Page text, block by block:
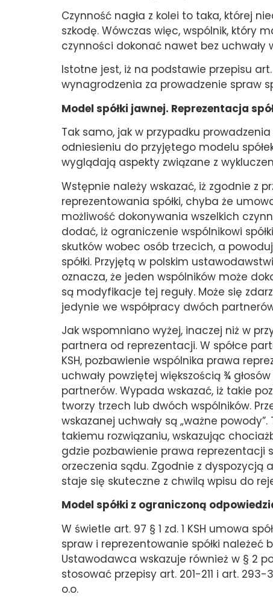
Czynność nagła z kolei to taka, której
szkodę. Wówczas więc, wspólnik, który
czynności dokonać nawet bez uchwały
Istotne jest, iż na podstawie przepisu
wynagrodzenia za prowadzenie spraw
Model spółki jawnej. Reprezentacja
Tak samo, jak w przypadku
odniesieniu do przyjętego modelu
wyglądają aspekty związane z
Wstępnie należy wskazać, iż zgodnie z
reprezentowania spółki, chyba że
możliwość dokonywania wszelkich
dodać, iż ograniczenie wspólnikowi
skutków wobec osób trzecich, a
spółki. Przyjętą w polskim
oznacza, że jeden wspólników może
są modyfikacje tej reguły. Może się
jedynie we współpracy dwóch
Jak wspomniano wyżej, inaczej niż w
partnera od reprezentacji. W spółce
KSH, pozbawienie wspólnika prawa
uchwały powziętej większością ¾
partnerów. Wypada wskazać, iż takie
tworzy trzech lub dwóch wspólników.
wskazanej uchwały są „ważne
takiemu rozwiązaniu, wskazując
gdzie pozbawienie prawa reprezentacji
orzeczenia sądu. Zgodnie z dyspozycją
staje się skuteczne z chwilą wpisu do
Model spółki z ograniczoną
W świetle art. 97 § 1 zd. 1 KSH umowa
spraw i reprezentowanie spółki należeć
Ustawodawca wskazuje również w § 2
stosować przepisy art. 201-211 i art.
o.o.